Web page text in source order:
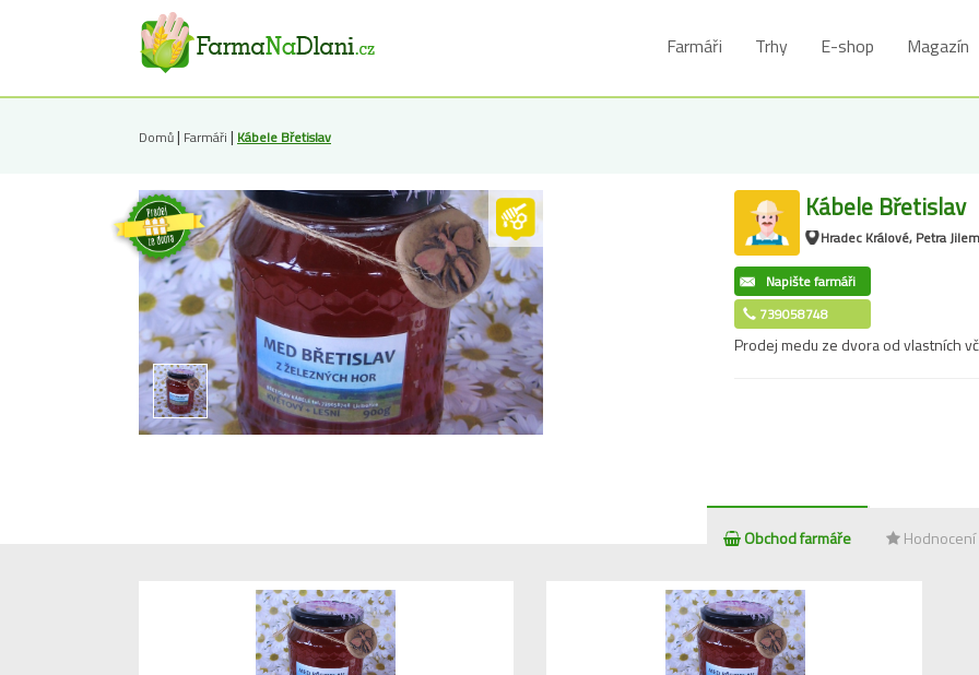
Farmáři Trhy E-shop Magazín
Domů| Farmáři | Kábele Břetislav
Kábele Břetislav
Hradec Králové, Petra
Napište farmáři
739058748
Prodej medu ze dvora od vlastních
Obchod farmáře Hodnocení